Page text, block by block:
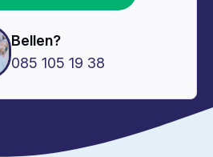
Bellen?
085 105 19 38